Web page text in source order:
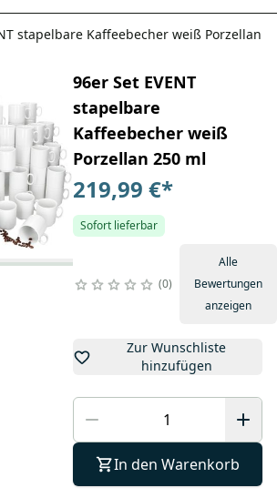
stapelbare Kaffeebecher weiß Porzellan
96er Set EVENT
stapelbare
Kaffeebecher weiß
Porzellan 250 ml
219,99 €*
Sofort lieferbar
0
Alle
Bewertungen
anzeigen
Zur Wunschliste
hinzufügen
In den Warenkorb